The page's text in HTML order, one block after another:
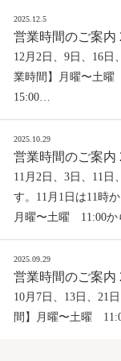
2025.12.5
営業時間のご案内
12月2日、9日、16
業時間】月曜〜土
15:00…
2025.10.29
営業時間のご案内
11月2日、3日、11日
す。11月1日は11時
月曜〜土曜 11:00
2025.09.29
営業時間のご案内
10月7日、13日、21
間】月曜〜土曜